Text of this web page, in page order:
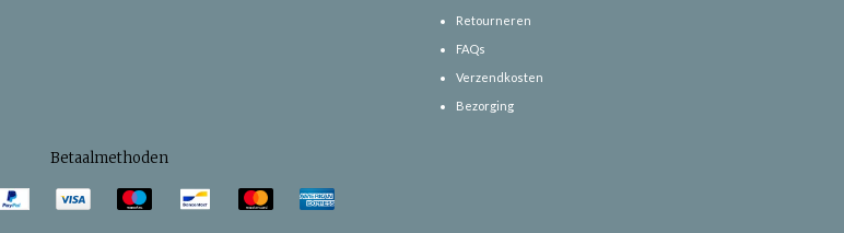
Retourneren
FAQs
Verzendkosten
Bezorging
Betaalmethoden